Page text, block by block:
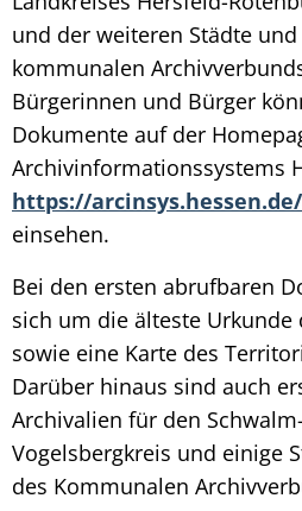
und der weiteren Städte
kommunalen
Bürgerinnen und Bürger
Dokumente auf der
Archivinformationssystems
https://
einsehen.
Bei den ersten abrufbaren
sich um die älteste Urkunde
sowie eine Karte des
Darüber hinaus sind auch
Archivalien für den
Vogelsbergkreis und einige
des Kommunalen